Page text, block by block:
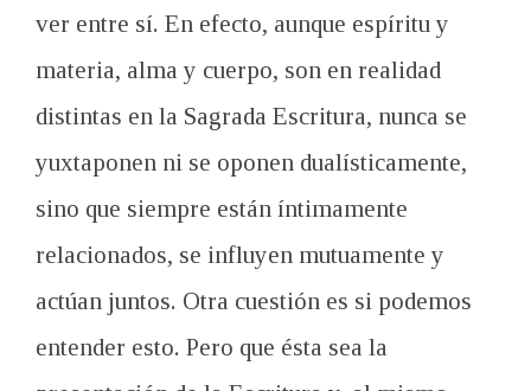
ver entre sí. En efecto, aunque espíritu y
materia, alma y cuerpo, son en realidad
distintas en la Sagrada Escritura, nunca se
yuxtaponen ni se oponen dualísticamente,
sino que siempre están íntimamente
relacionados, se influyen mutuamente y
actúan juntos. Otra cuestión es si podemos
entender esto. Pero que ésta sea la